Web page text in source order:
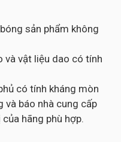
sản phẩm không
và vật liệu dao có tính
có tính kháng mòn
và báo nhà cung cấp
hãng phù hợp.